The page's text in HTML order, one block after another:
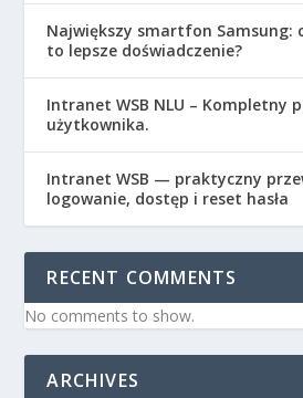
Największy smartfon Samsung:
to lepsze doświadczenie?
Intranet WSB NLU – Kompletny
użytkownika.
Intranet WSB — praktyczny
logowanie, dostęp i reset hasła
RECENT COMMENTS
No comments to show.
ARCHIVES